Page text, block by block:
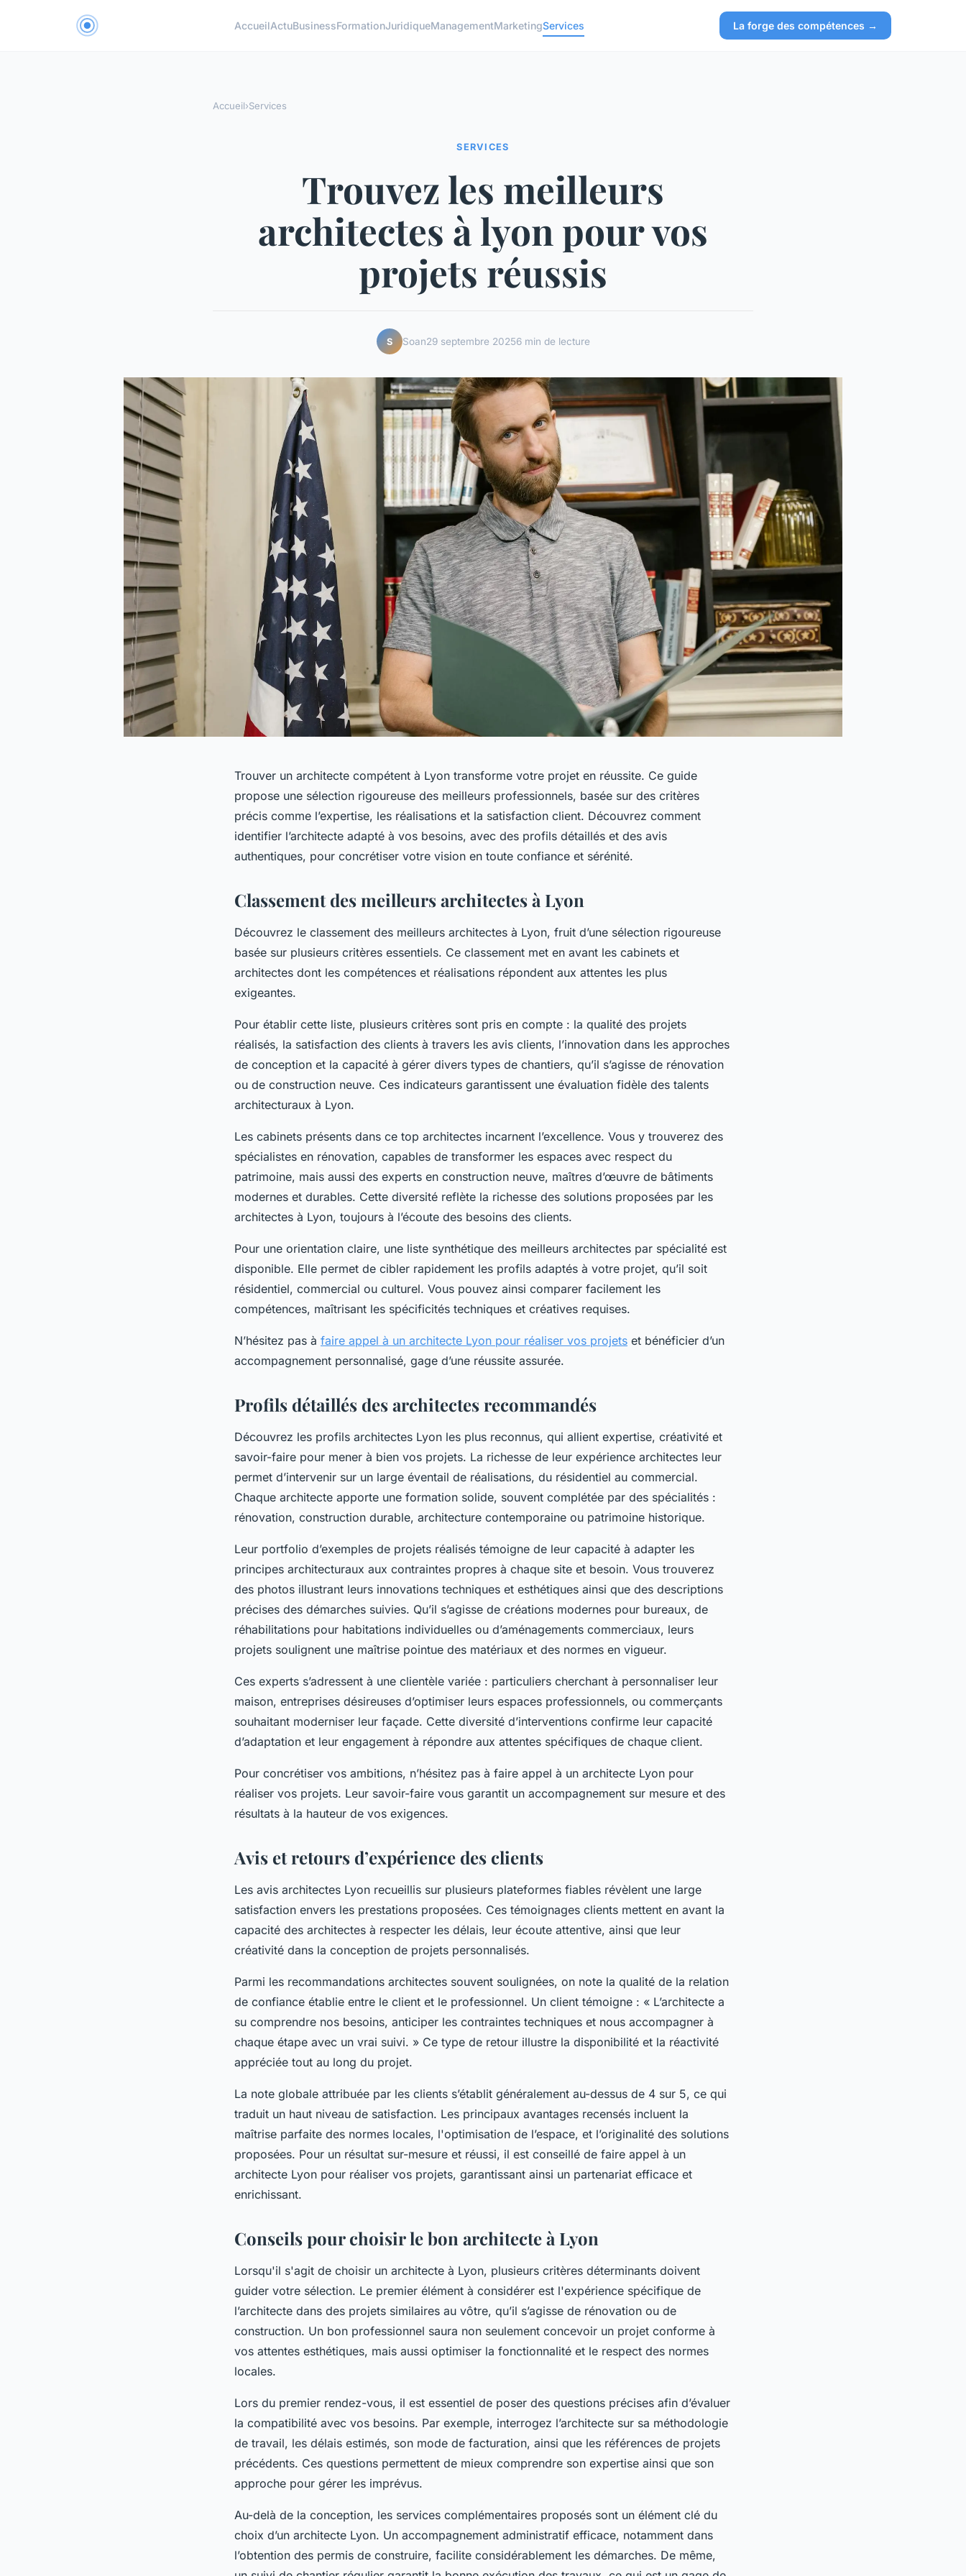
AccueilActuBusinessFormationJuridiqueManagementMarketingServices La forge des compétences →
Accueil›Services
SERVICES
Trouvez les meilleurs
architectes à lyon pour vos
projets réussis
S Soan29 septembre 20256 min de lecture
Trouver un architecte compétent à Lyon transforme votre projet en réussite. Ce guide
propose une sélection rigoureuse des meilleurs professionnels, basée sur des critères
précis comme l’expertise, les réalisations et la satisfaction client. Découvrez comment
identifier l’architecte adapté à vos besoins, avec des profils détaillés et des avis
authentiques, pour concrétiser votre vision en toute confiance et sérénité.
Classement des meilleurs architectes à Lyon
Découvrez le classement des meilleurs architectes à Lyon, fruit d’une sélection rigoureuse
basée sur plusieurs critères essentiels. Ce classement met en avant les cabinets et
architectes dont les compétences et réalisations répondent aux attentes les plus
exigeantes.
Pour établir cette liste, plusieurs critères sont pris en compte : la qualité des projets
réalisés, la satisfaction des clients à travers les avis clients, l’innovation dans les approches
de conception et la capacité à gérer divers types de chantiers, qu’il s’agisse de rénovation
ou de construction neuve. Ces indicateurs garantissent une évaluation fidèle des talents
architecturaux à Lyon.
Les cabinets présents dans ce top architectes incarnent l’excellence. Vous y trouverez des
spécialistes en rénovation, capables de transformer les espaces avec respect du
patrimoine, mais aussi des experts en construction neuve, maîtres d’œuvre de bâtiments
modernes et durables. Cette diversité reflète la richesse des solutions proposées par les
architectes à Lyon, toujours à l’écoute des besoins des clients.
Pour une orientation claire, une liste synthétique des meilleurs architectes par spécialité est
disponible. Elle permet de cibler rapidement les profils adaptés à votre projet, qu’il soit
résidentiel, commercial ou culturel. Vous pouvez ainsi comparer facilement les
compétences, maîtrisant les spécificités techniques et créatives requises.
N’hésitez pas à faire appel à un architecte Lyon pour réaliser vos projets et bénéficier d’un
accompagnement personnalisé, gage d’une réussite assurée.
Profils détaillés des architectes recommandés
Découvrez les profils architectes Lyon les plus reconnus, qui allient expertise, créativité et
savoir-faire pour mener à bien vos projets. La richesse de leur expérience architectes leur
permet d’intervenir sur un large éventail de réalisations, du résidentiel au commercial.
Chaque architecte apporte une formation solide, souvent complétée par des spécialités :
rénovation, construction durable, architecture contemporaine ou patrimoine historique.
Leur portfolio d’exemples de projets réalisés témoigne de leur capacité à adapter les
principes architecturaux aux contraintes propres à chaque site et besoin. Vous trouverez
des photos illustrant leurs innovations techniques et esthétiques ainsi que des descriptions
précises des démarches suivies. Qu’il s’agisse de créations modernes pour bureaux, de
réhabilitations pour habitations individuelles ou d’aménagements commerciaux, leurs
projets soulignent une maîtrise pointue des matériaux et des normes en vigueur.
Ces experts s’adressent à une clientèle variée : particuliers cherchant à personnaliser leur
maison, entreprises désireuses d’optimiser leurs espaces professionnels, ou commerçants
souhaitant moderniser leur façade. Cette diversité d’interventions confirme leur capacité
d’adaptation et leur engagement à répondre aux attentes spécifiques de chaque client.
Pour concrétiser vos ambitions, n’hésitez pas à faire appel à un architecte Lyon pour
réaliser vos projets. Leur savoir-faire vous garantit un accompagnement sur mesure et des
résultats à la hauteur de vos exigences.
Avis et retours d’expérience des clients
Les avis architectes Lyon recueillis sur plusieurs plateformes fiables révèlent une large
satisfaction envers les prestations proposées. Ces témoignages clients mettent en avant la
capacité des architectes à respecter les délais, leur écoute attentive, ainsi que leur
créativité dans la conception de projets personnalisés.
Parmi les recommandations architectes souvent soulignées, on note la qualité de la relation
de confiance établie entre le client et le professionnel. Un client témoigne : « L’architecte a
su comprendre nos besoins, anticiper les contraintes techniques et nous accompagner à
chaque étape avec un vrai suivi. » Ce type de retour illustre la disponibilité et la réactivité
appréciée tout au long du projet.
La note globale attribuée par les clients s’établit généralement au-dessus de 4 sur 5, ce qui
traduit un haut niveau de satisfaction. Les principaux avantages recensés incluent la
maîtrise parfaite des normes locales, l'optimisation de l’espace, et l’originalité des solutions
proposées. Pour un résultat sur-mesure et réussi, il est conseillé de faire appel à un
architecte Lyon pour réaliser vos projets, garantissant ainsi un partenariat efficace et
enrichissant.
Conseils pour choisir le bon architecte à Lyon
Lorsqu'il s'agit de choisir un architecte à Lyon, plusieurs critères déterminants doivent
guider votre sélection. Le premier élément à considérer est l'expérience spécifique de
l’architecte dans des projets similaires au vôtre, qu’il s’agisse de rénovation ou de
construction. Un bon professionnel saura non seulement concevoir un projet conforme à
vos attentes esthétiques, mais aussi optimiser la fonctionnalité et le respect des normes
locales.
Lors du premier rendez-vous, il est essentiel de poser des questions précises afin d’évaluer
la compatibilité avec vos besoins. Par exemple, interrogez l’architecte sur sa méthodologie
de travail, les délais estimés, son mode de facturation, ainsi que les références de projets
précédents. Ces questions permettent de mieux comprendre son expertise ainsi que son
approche pour gérer les imprévus.
Au-delà de la conception, les services complémentaires proposés sont un élément clé du
choix d’un architecte Lyon. Un accompagnement administratif efficace, notamment dans
l’obtention des permis de construire, facilite considérablement les démarches. De même,